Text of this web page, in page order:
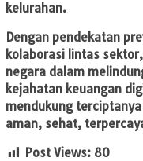
kelurahan.
Dengan pendekatan
kolaborasi lintas
negara dalam
kejahatan keuangan
mendukung
aman, sehat,
Post Views: 80